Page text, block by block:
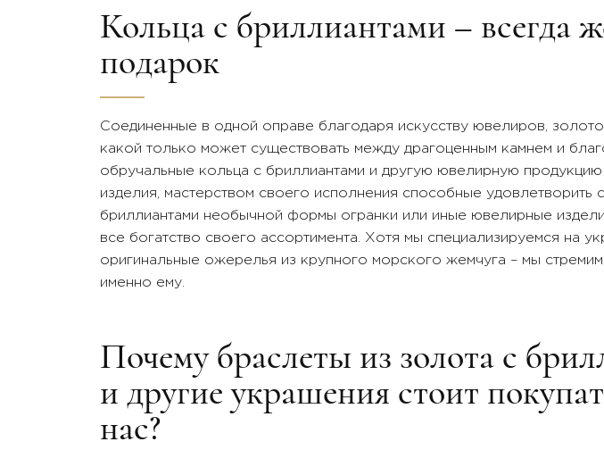
Кольца с бриллиантами – всегда
подарок
Соединенные в одной оправе благодаря искусству ювелиров,
какой только может существовать между драгоценным камнем и
обручальные кольца с бриллиантами и другую ювелирную
изделия, мастерством своего исполнения способные
бриллиантами необычной формы огранки или иные ювелирные
все богатство своего ассортимента. Хотя мы специализируемся на
оригинальные ожерелья из крупного морского жемчуга – мы
именно ему.
Почему браслеты из золота с
и другие украшения стоит
нас?